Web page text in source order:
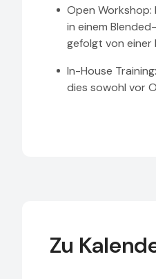
Open Workshop:
in einem
gefolgt von einer
In-House
dies sowohl vor
Zu